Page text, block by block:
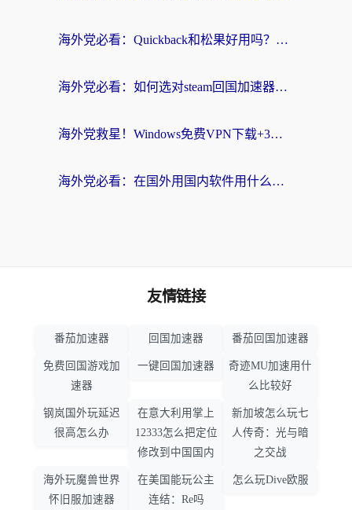
海外党必看：Quickback和松果好用吗？3步教你选对回国加速器无缝刷国内资源
海外党必看：如何选对steam回国加速器？从踩坑到无缝访问国内资源的全攻略
海外党救星！Windows免费VPN下载+3步搞定国内资源无缝访问
海外党必看：在国外用国内软件用什么加速器好？解决追剧游戏办公的终极指南
友情链接
番茄加速器 回国加速器 番茄回国加速器
免费回国游戏加
速器
一键回国加速器
奇迹MU加速用什
么比较好
钢岚国外玩延迟
很高怎么办
在意大利用掌上
12333怎么把定位
修改到中国国内
新加坡怎么玩七
人传奇：光与暗
之交战
海外玩魔兽世界
怀旧服加速器
在美国能玩公主
连结：Re吗
怎么玩Dive欧服